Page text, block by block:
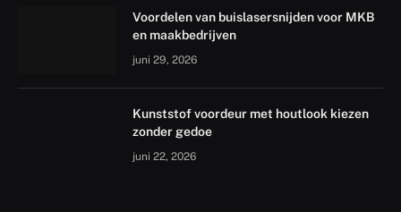
Voordelen van buislasersnijden voor MKB
en maakbedrijven
juni 29, 2026
Kunststof voordeur met houtlook kiezen
zonder gedoe
juni 22, 2026